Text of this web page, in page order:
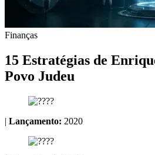
Finanças
15 Estratégias de
Povo Judeu
| Lançamento: 2020